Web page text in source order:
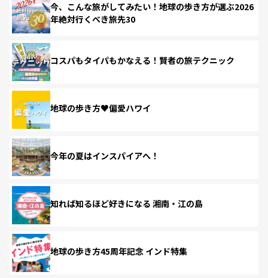
今、こんな旅がしてみたい！地球の歩き方が選ぶ2026
年絶対行くべき旅先30
コスパもタイパもかなえる！賢者の旅テクニック
地球の歩き方♥偏愛ハワイ
今年の夏はインスパイアへ！
知れば知るほど好きになる 湘南・江の島
地球の歩き方45周年記念 インド特集